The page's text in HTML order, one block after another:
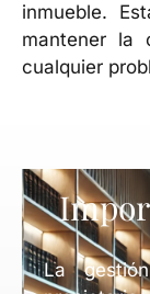
inmueble.
mantener la
cualquier
La